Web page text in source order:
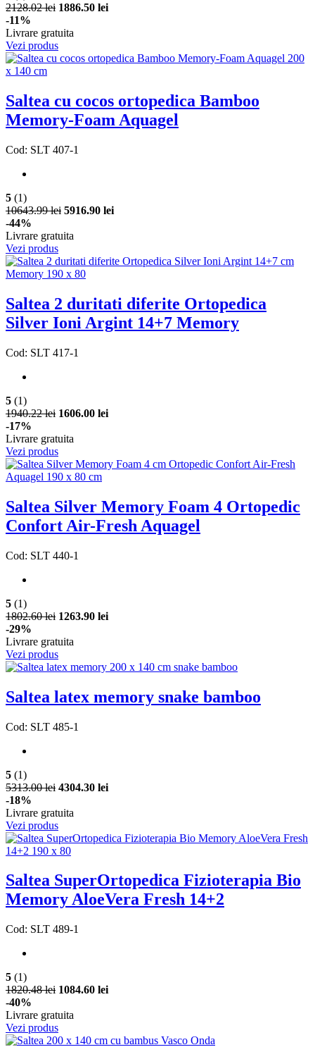
2128.02 lei 1886.50 lei
-11%
Livrare gratuita
Vezi produs
Saltea cu cocos ortopedica Bamboo
Memory-Foam Aquagel
Cod: SLT 407-1
5 (1)
10643.99 lei 5916.90 lei
-44%
Livrare gratuita
Vezi produs
Saltea 2 duritati diferite Ortopedica
Silver Ioni Argint 14+7 Memory
Cod: SLT 417-1
5 (1)
1940.22 lei 1606.00 lei
-17%
Livrare gratuita
Vezi produs
Saltea Silver Memory Foam 4 Ortopedic
Confort Air-Fresh Aquagel
Cod: SLT 440-1
5 (1)
1802.60 lei 1263.90 lei
-29%
Livrare gratuita
Vezi produs
Saltea latex memory snake bamboo
Cod: SLT 485-1
5 (1)
5313.00 lei 4304.30 lei
-18%
Livrare gratuita
Vezi produs
Saltea SuperOrtopedica Fizioterapia Bio
Memory AloeVera Fresh 14+2
Cod: SLT 489-1
5 (1)
1820.48 lei 1084.60 lei
-40%
Livrare gratuita
Vezi produs